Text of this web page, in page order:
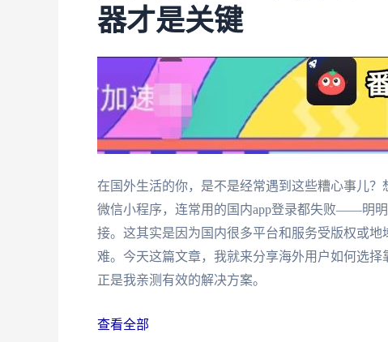
器才是关键
在国外生活的你，是不是经常遇到这些糟心事儿
微信小程序，连常用的国内app登录都失败——明
接。这其实是因为国内很多平台和服务受版权或
难。今天这篇文章，我就来分享海外用户如何选
正是我亲测有效的解决方案。
查看全部